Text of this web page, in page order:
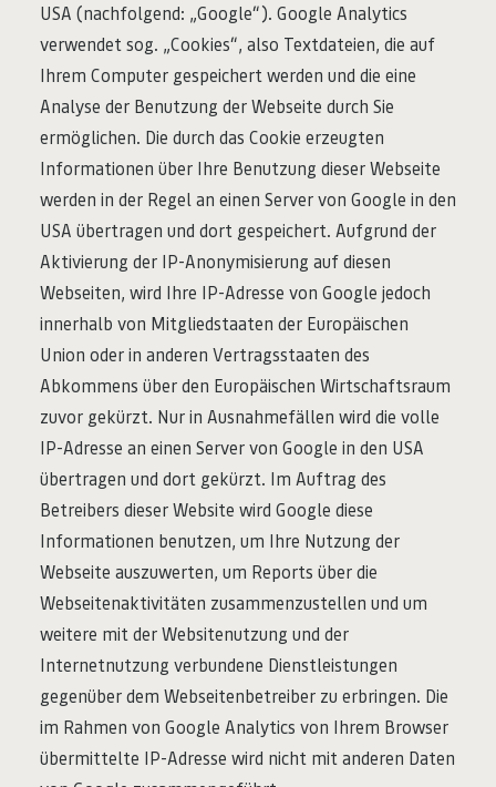
USA (nachfolgend: „Google“). Google Analytics
verwendet sog. „Cookies“, also Textdateien, die auf
Ihrem Computer gespeichert werden und die eine
Analyse der Benutzung der Webseite durch Sie
ermöglichen. Die durch das Cookie erzeugten
Informationen über Ihre Benutzung dieser Webseite
werden in der Regel an einen Server von Google in den
USA übertragen und dort gespeichert. Aufgrund der
Aktivierung der IP-Anonymisierung auf diesen
Webseiten, wird Ihre IP-Adresse von Google jedoch
innerhalb von Mitgliedstaaten der Europäischen
Union oder in anderen Vertragsstaaten des
Abkommens über den Europäischen Wirtschaftsraum
zuvor gekürzt. Nur in Ausnahmefällen wird die volle
IP-Adresse an einen Server von Google in den USA
übertragen und dort gekürzt. Im Auftrag des
Betreibers dieser Website wird Google diese
Informationen benutzen, um Ihre Nutzung der
Webseite auszuwerten, um Reports über die
Webseitenaktivitäten zusammenzustellen und um
weitere mit der Websitenutzung und der
Internetnutzung verbundene Dienstleistungen
gegenüber dem Webseitenbetreiber zu erbringen. Die
im Rahmen von Google Analytics von Ihrem Browser
übermittelte IP-Adresse wird nicht mit anderen Daten